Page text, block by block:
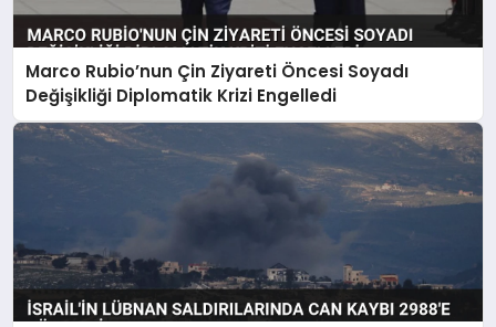
Marco Rubio’nun Çin Ziyareti Öncesi Soyadı
Değişikliği Diplomatik Krizi Engelledi